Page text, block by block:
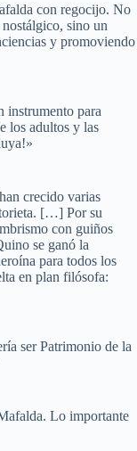
con regocijo. No
sino un
y promoviendo
instrumento para
los adultos y las
crecido varias
[…] Por su
con guiños
se ganó la
para todos los
en plan filósofa:
ser Patrimonio de la
Lo importante